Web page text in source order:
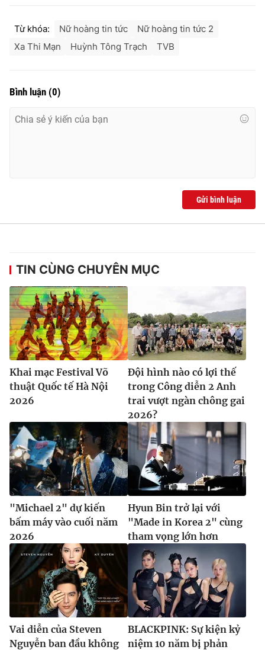
Từ khóa: Nữ hoàng tin tức
Nữ hoàng tin tức 2
Xa Thi Mạn
Huỳnh Tông Trạch TVB
Bình luận (0)
Gửi bình luận
TIN CÙNG CHUYÊN MỤC
Khai mạc Festival Võ
thuật Quốc tế Hà Nội
2026
Đội hình nào có lợi thế
trong Công diễn 2 Anh
trai vượt ngàn chông gai
2026?
"Michael 2" dự kiến
bấm máy vào cuối năm
2026
Hyun Bin trở lại với
"Made in Korea 2" cùng
tham vọng lớn hơn
Vai diễn của Steven
Nguyễn ban đầu không
BLACKPINK: Sự kiện kỷ
niệm 10 năm bị phản